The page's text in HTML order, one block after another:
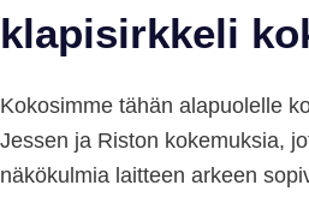
klapisirkkeli
Kokosimme tähän alapuolelle
Jessen ja Riston kokemuksia,
näkökulmia laitteen arkeen